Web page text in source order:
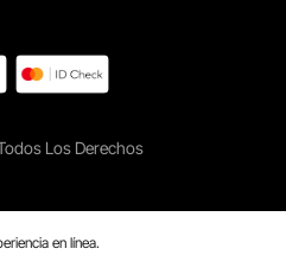
Los Derechos
en línea.